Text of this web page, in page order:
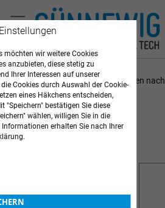
Artikel1-12von17
Sortieren nach
HARNTESTSTREIFEN
ARZTBEDARF
möchten wir weitere Cookies
anzubieten, diese stetig zu
Ihrer Interessen auf unserer
Cookies durch Auswahl der Cookie-
eines Häkchens entscheiden,
"Speichern" bestätigen Sie diese
wählen, willigen Sie in die
erhalten Sie nach Ihrer